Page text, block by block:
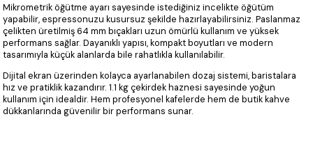
Mikrometrik öğütme ayarı sayesinde istediğiniz incelikte öğütüm
yapabilir, espressonuzu kusursuz şekilde hazırlayabilirsiniz. Paslanmaz
çelikten üretilmiş 64 mm bıçakları uzun ömürlü kullanım ve yüksek
performans sağlar. Dayanıklı yapısı, kompakt boyutları ve modern
tasarımıyla küçük alanlarda bile rahatlıkla kullanılabilir.
Dijital ekran üzerinden kolayca ayarlanabilen dozaj sistemi, baristalara
hız ve pratiklik kazandırır. 1.1 kg çekirdek haznesi sayesinde yoğun
kullanım için idealdir. Hem profesyonel kafelerde hem de butik kahve
dükkanlarında güvenilir bir performans sunar.